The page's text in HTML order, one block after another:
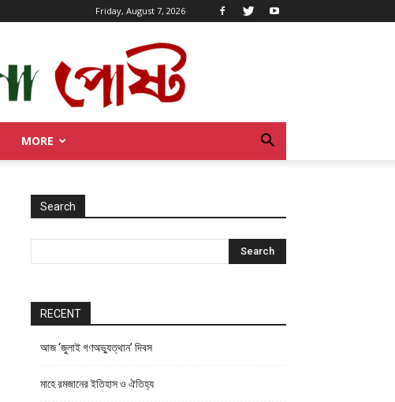
Friday, August 7, 2026
MORE
Search
RECENT
আজ ‘জুলাই গণঅভ্যুত্থান’ দিবস
মাহে রমজানের ইতিহাস ও ঐতিহ্য